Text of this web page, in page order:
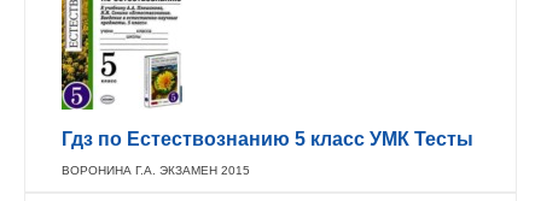
Гдз по Естествознанию 5 класс УМК Тесты
ВОРОНИНА Г.А. ЭКЗАМЕН 2015